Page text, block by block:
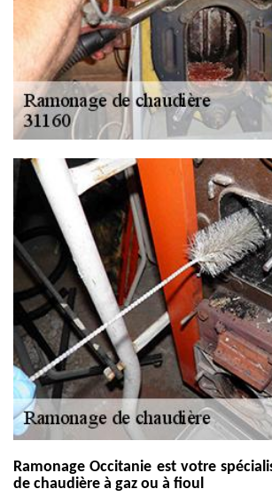
Ramonage Occitanie est votre
de chaudière à gaz ou à fioul